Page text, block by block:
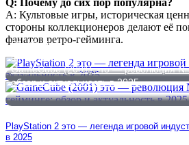
Q: Почему до сих пор популярна?
A: Культовые игры, историческая
стороны коллекционеров делают её
фанатов ретро-гейминга.
PlayStation 2 это — легенда игровой
актуальность в 2025
GameCube (2001) это — революция
обзор и актуальность в 2025
PlayStation 2 это — легенда игровой
в 2025